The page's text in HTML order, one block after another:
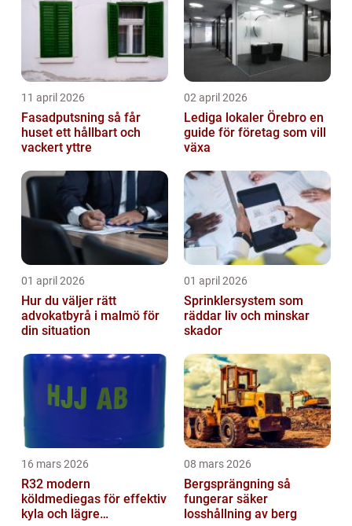
11 april 2026
Fasadputsning så får
huset ett hållbart och
vackert yttre
02 april 2026
Lediga lokaler Örebro en
guide för företag som vill
växa
01 april 2026
Hur du väljer rätt
advokatbyrå i malmö för
din situation
01 april 2026
Sprinklersystem som
räddar liv och minskar
skador
16 mars 2026
R32 modern
köldmediegas för effektiv
kyla och lägre
08 mars 2026
Bergsprängning så
fungerar säker
losshållning av berg